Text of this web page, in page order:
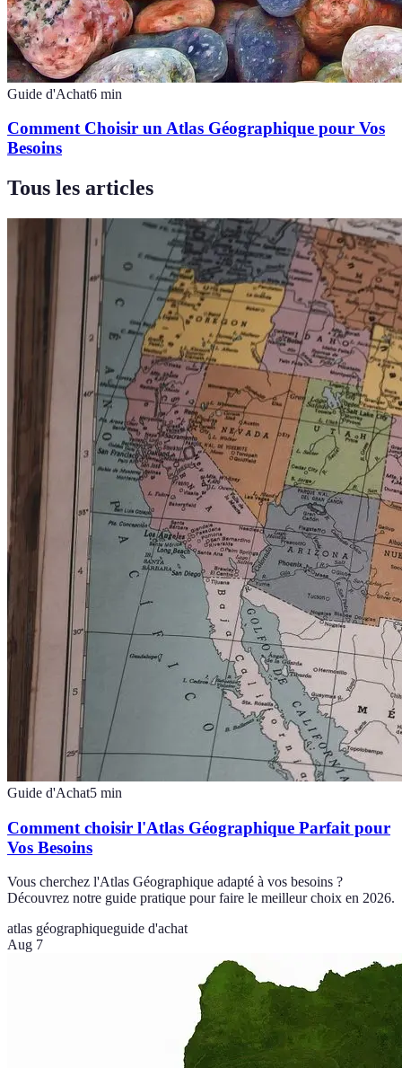
Guide d'Achat6 min
Comment Choisir un Atlas Géographique pour Vos
Besoins
Tous les articles
Guide d'Achat5 min
Comment choisir l'Atlas Géographique Parfait pour
Vos Besoins
Vous cherchez l'Atlas Géographique adapté à vos besoins ?
Découvrez notre guide pratique pour faire le meilleur choix en 2026.
atlas géographiqueguide d'achat
Aug 7